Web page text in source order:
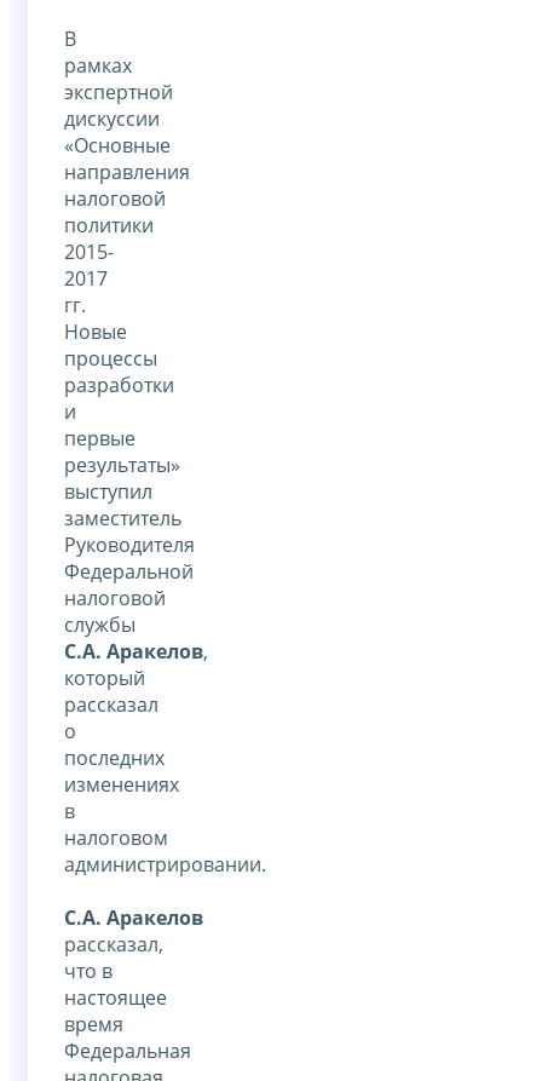
В
рамках
экспертной
дискуссии
«Основные
направления
налоговой
политики
2015-
2017
гг.
Новые
процессы
разработки
и
первые
результаты»
выступил
заместитель
Руководителя
Федеральной
налоговой
службы
С.А. Аракелов,
который
рассказал
о
последних
изменениях
в
налоговом
администрировании.
С.А. Аракелов
рассказал,
что в
настоящее
время
Федеральная